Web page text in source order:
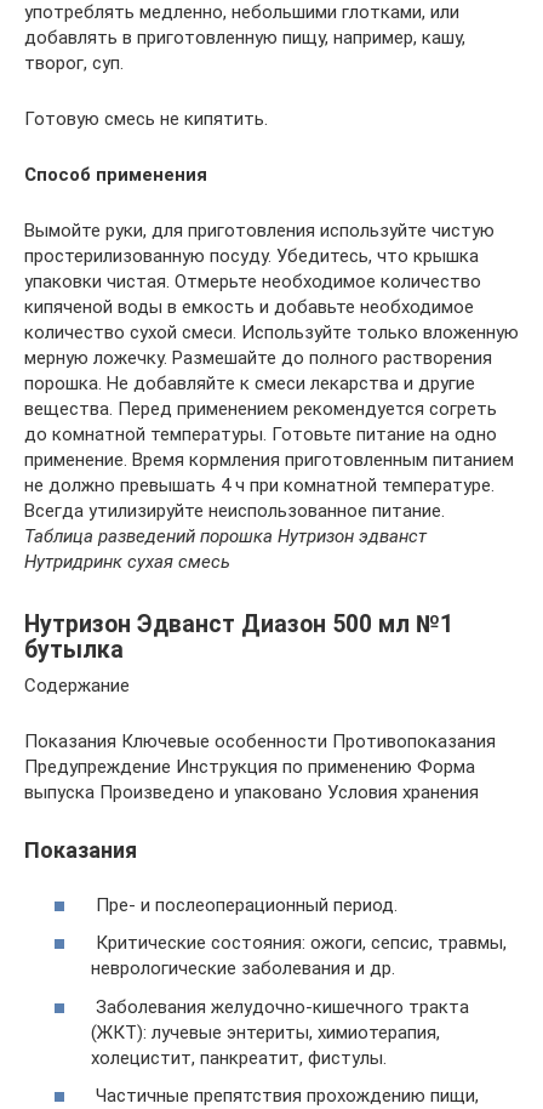
употреблять медленно, небольшими глотками, или
добавлять в приготовленную пищу, например, кашу,
творог, суп.
Готовую смесь не кипятить.
Способ применения
Вымойте руки, для приготовления используйте чистую
простерилизованную посуду. Убедитесь, что крышка
упаковки чистая. Отмерьте необходимое количество
кипяченой воды в емкость и добавьте необходимое
количество сухой смеси. Используйте только вложенную
мерную ложечку. Размешайте до полного растворения
порошка. Не добавляйте к смеси лекарства и другие
вещества. Перед применением рекомендуется согреть
до комнатной температуры. Готовьте питание на одно
применение. Время кормления приготовленным питанием
не должно превышать 4 ч при комнатной температуре.
Всегда утилизируйте неиспользованное питание.
Таблица разведений порошка Нутризон эдванст
Нутридринк сухая смесь
Нутризон Эдванст Диазон 500 мл №1
бутылка
Содержание
Показания Ключевые особенности Противопоказания
Предупреждение Инструкция по применению Форма
выпуска Произведено и упаковано Условия хранения
Показания
Пре- и послеоперационный период.
Критические состояния: ожоги, сепсис, травмы,
неврологические заболевания и др.
Заболевания желудочно-кишечного тракта
(ЖКТ): лучевые энтериты, химиотерапия,
холецистит, панкреатит, фистулы.
Частичные препятствия прохождению пищи,